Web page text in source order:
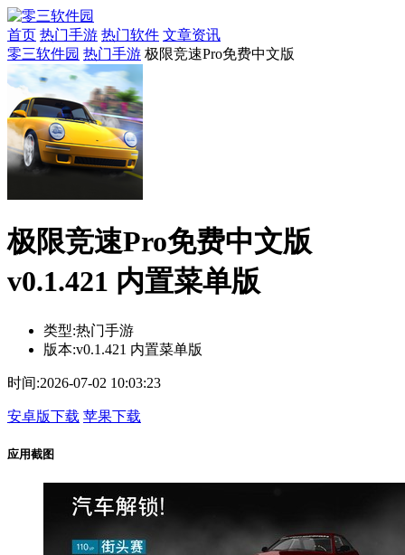
首页 热门手游 热门软件 文章资讯
零三软件园 热门手游 极限竞速Pro免费中文版
极限竞速Pro免费中文版
v0.1.421 内置菜单版
类型:热门手游
版本:v0.1.421 内置菜单版
时间:2026-07-02 10:03:23
安卓版下载 苹果下载
应用截图